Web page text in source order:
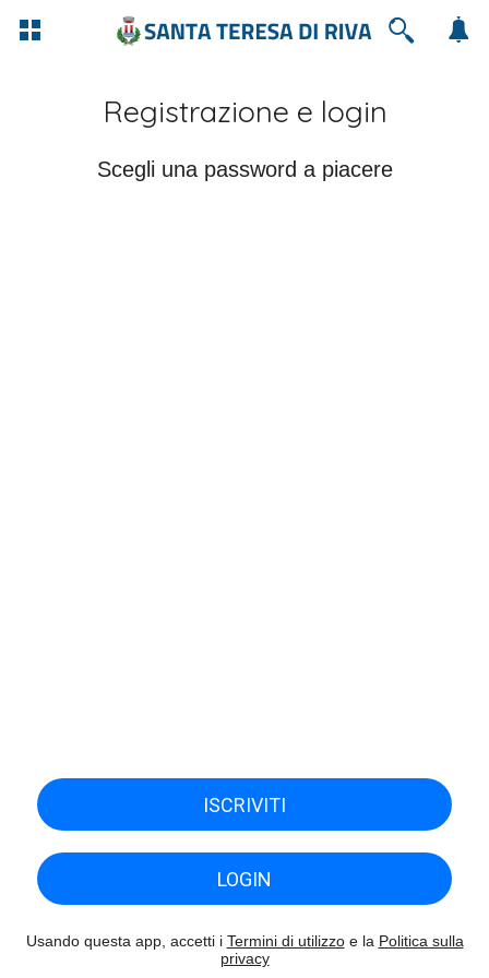
Registrazione e login
Scegli una password a piacere
ISCRIVITI
LOGIN
Usando questa app, accetti i Termini di utilizzoe la Politica sulla
privacy